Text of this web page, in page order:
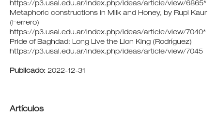
https://p3.usal.edu.ar/index.php/ideas/article/view/6865*
Metaphoric constructions in Milk and Honey, by Rupi Kaur
(Ferrero)
https://p3.usal.edu.ar/index.php/ideas/article/view/7040*
Pride of Baghdad: Long Live the Lion King (Rodríguez)
https://p3.usal.edu.ar/index.php/ideas/article/view/7045
Publicado: 2022-12-31
Artículos